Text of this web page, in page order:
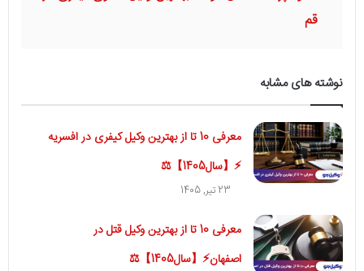
قم
نوشته های مشابه
معرفی 10 تا از بهترین وکیل کیفری در افسریه
⚡【سال1405】⚖
23 تیر, 1405
معرفی 10 تا از بهترین وکیل قتل در
اصفهان⚡【سال1405】⚖️